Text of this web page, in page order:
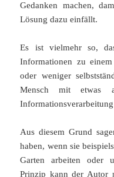
Gedanken machen,
Lösung dazu einfällt.
Es ist vielmehr so,
Informationen zu
oder weniger
Mensch mit etwas
Aus diesem Grund
haben, wenn sie
Garten arbeiten oder
Prinzip kann der Autor